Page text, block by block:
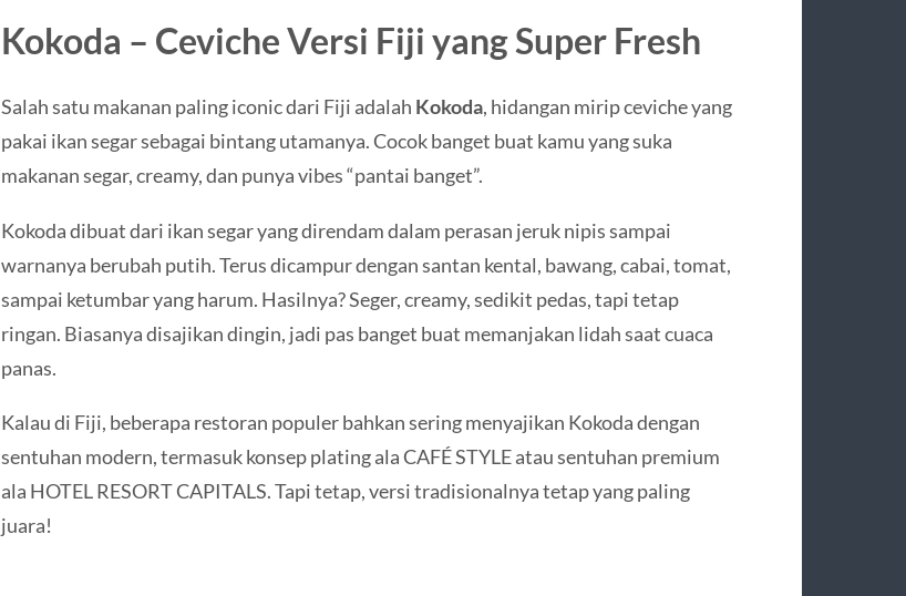
Kokoda – Ceviche Versi Fiji yang Super Fresh
Salah satu makanan paling iconic dari Fiji adalah Kokoda, hidangan mirip ceviche yang
pakai ikan segar sebagai bintang utamanya. Cocok banget buat kamu yang suka
makanan segar, creamy, dan punya vibes “pantai banget”.
Kokoda dibuat dari ikan segar yang direndam dalam perasan jeruk nipis sampai
warnanya berubah putih. Terus dicampur dengan santan kental, bawang, cabai, tomat,
sampai ketumbar yang harum. Hasilnya? Seger, creamy, sedikit pedas, tapi tetap
ringan. Biasanya disajikan dingin, jadi pas banget buat memanjakan lidah saat cuaca
panas.
Kalau di Fiji, beberapa restoran populer bahkan sering menyajikan Kokoda dengan
sentuhan modern, termasuk konsep plating ala CAFÉ STYLE atau sentuhan premium
ala HOTEL RESORT CAPITALS. Tapi tetap, versi tradisionalnya tetap yang paling
juara!